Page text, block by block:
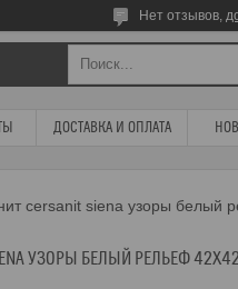
Нет отзывов,
ДОСТАВКА И ОПЛАТА
cersanit siena узоры белый
УЗОРЫ БЕЛЫЙ РЕЛЬЕФ 42X42